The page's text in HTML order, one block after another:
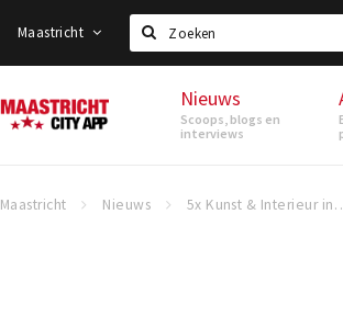
Maastricht
Zoeken
Maastricht Nieuws
Scoops, blogs en
interviews
Maastricht Nieuws 5x Kunst &